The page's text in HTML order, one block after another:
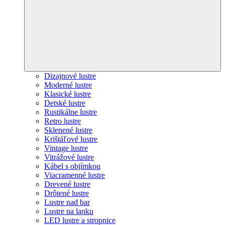
Dizajnové lustre
Moderné lustre
Klasické lustre
Detské lustre
Rustikálne lustre
Retro lustre
Sklenené lustre
Krištáľové lustre
Vintage lustre
Vitrážové lustre
Kábel s objímkou
Viacramenné lustre
Drevené lustre
Drôtené lustre
Lustre nad bar
Lustre na lanku
LED lustre a stropnice